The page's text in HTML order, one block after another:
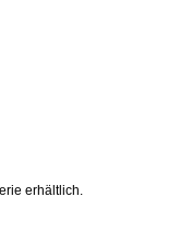
erhältlich.